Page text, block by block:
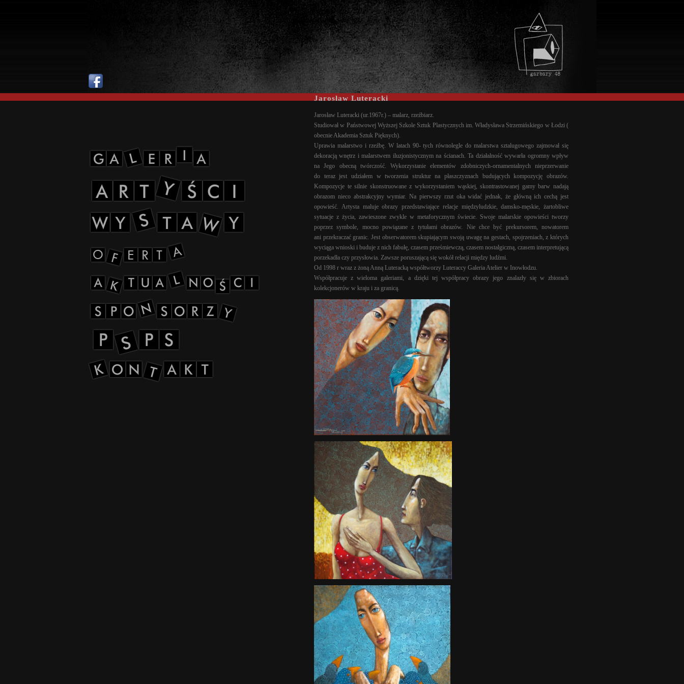
Jarosław Luteracki
Jarosław Luteracki (ur.1967r.) – malarz, rzeźbiarz.
Studiował w Państwowej Wyższej Szkole Sztuk Plastycznych im. Władysława Strzemińskiego w Łodzi (
obecnie Akademia Sztuk Pięknych).
Uprawia malarstwo i rzeźbę. W latach 90- tych równolegle do malarstwa sztalugowego zajmował się
dekoracją wnętrz i malarstwem iluzjonistycznym na ścianach. Ta działalność wywarła ogromny wpływ
na Jego obecną twórczość. Wykorzystanie elementów zdobniczych-ornamentalnych nieprzerwanie
do teraz jest udziałem w tworzenia struktur na płaszczyznach budujących kompozycję obrazów.
Kompozycje te silnie skonstruowane z wykorzystaniem wąskiej, skontrastowanej gamy barw nadają
obrazom nieco abstrakcyjny wymiar. Na pierwszy rzut oka widać jednak, że główną ich cechą jest
opowieść. Artysta maluje obrazy przedstawiające relacje międzyludzkie, damsko-męskie, żartobliwe
sytuacje z życia, zawieszone zwykle w metaforycznym świecie. Swoje malarskie opowieści tworzy
poprzez symbole, mocno powiązane z tytułami obrazów. Nie chce być prekursorem, nowatorem
ani przekraczać granic. Jest obserwatorem skupiającym swoją uwagę na gestach, spojrzeniach, z których
wyciąga wnioski i buduje z nich fabułę, czasem prześmiewczą, czasem nostalgiczną, czasem interpretującą
porzekadła czy przysłowia. Zawsze poruszającą się wokół relacji między ludźmi.
Od 1998 r wraz z żoną Anną Luteracką współtworzy Luteraccy Galeria Atelier w Inowłodzu.
Współpracuje z wieloma galeriami, a dzięki tej współpracy obrazy jego znalazły się w zbiorach
kolekcjonerów w kraju i za granicą.